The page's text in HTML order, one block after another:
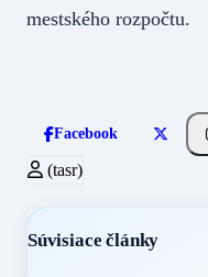
mestského rozpočtu.
Facebook
(tasr)
Súvisiace články